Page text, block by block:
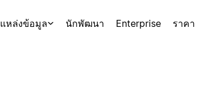
แหล่งข้อมูล นักพัฒนา Enterprise ราคา